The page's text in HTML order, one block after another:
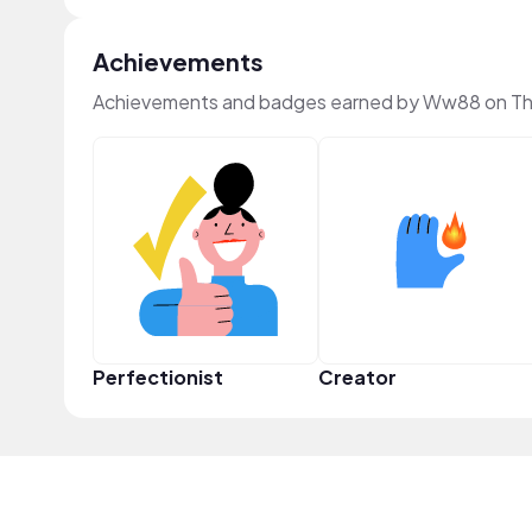
Achievements
Achievements and badges earned by Ww88 on
Perfectionist Creator